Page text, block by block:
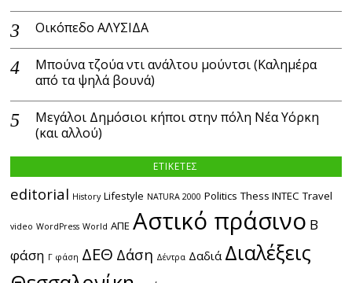
Οικόπεδο ΑΛΥΣΙΔΑ
Μπούνα τζούα ντι ανάλτου μούντσι (Καλημέρα
από τα ψηλά βουνά)
Μεγάλοι Δημόσιοι κήποι στην πόλη Νέα Υόρκη
(και αλλού)
ΕΤΙΚΕΤΕΣ
editorial History Lifestyle NATURA 2000 Politics Thess INTEC Travel
video WordPress World ΑΠΕ Αστικό πράσινο Β
φάση Γ φάση ΔΕΘ Δάση Δέντρα Δαδιά Διαλέξεις